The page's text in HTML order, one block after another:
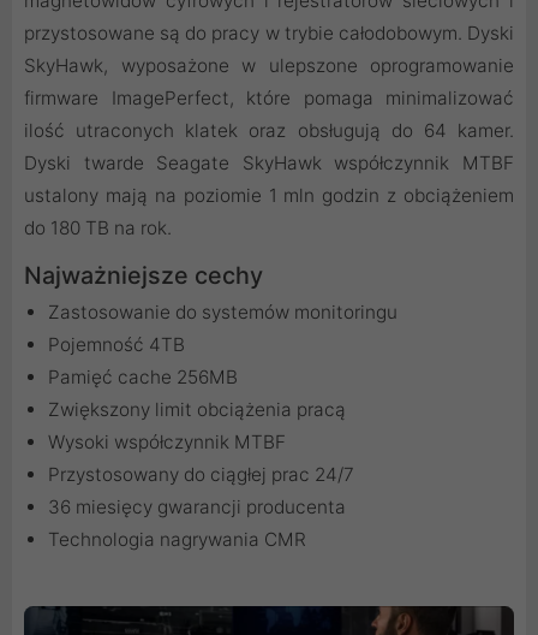
przystosowane są do pracy w trybie całodobowym. Dyski
SkyHawk, wyposażone w ulepszone oprogramowanie
firmware ImagePerfect, które pomaga minimalizować
ilość utraconych klatek oraz obsługują do 64 kamer.
Dyski twarde Seagate SkyHawk współczynnik MTBF
ustalony mają na poziomie 1 mln godzin z obciążeniem
do 180 TB na rok.
Najważniejsze cechy
Zastosowanie do systemów monitoringu
Pojemność 4TB
Pamięć cache 256MB
Zwiększony limit obciążenia pracą
Wysoki współczynnik MTBF
Przystosowany do ciągłej prac 24/7
36 miesięcy gwarancji producenta
Technologia nagrywania CMR